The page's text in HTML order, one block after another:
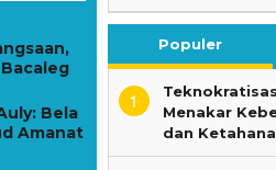
Bela
Amanat
Populer
1
Menakar
dan